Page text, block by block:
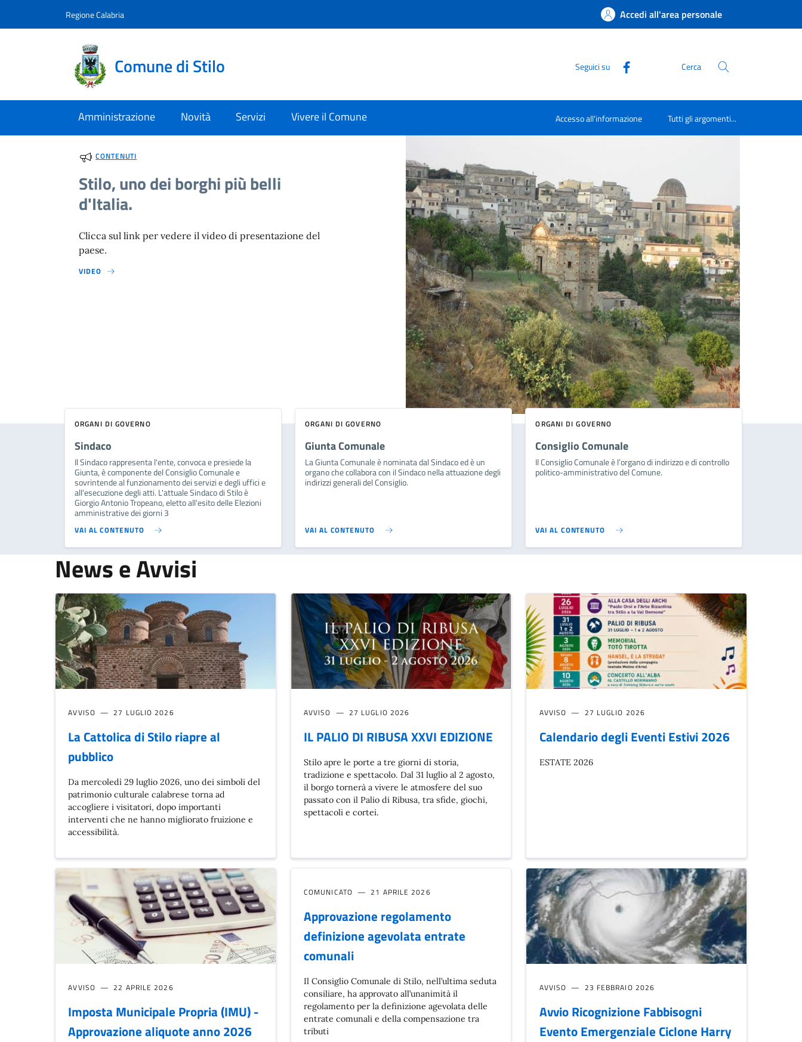
Regione Calabria Accedi all'area personale
Comune di Stilo Seguici su Cerca
Amministrazione Novità Servizi Vivere il Comune Accesso all'informazione Tutti gli argomenti...
CONTENUTI
Stilo, uno dei borghi più belli
d'Italia.
Clicca sul link per vedere il video di presentazione del
paese.
VIDEO
ORGANI DI GOVERNO
Sindaco
Il Sindaco rappresenta l'ente, convoca e presiede la
Giunta, è componente del Consiglio Comunale e
sovrintende al funzionamento dei servizi e degli uffici e
all'esecuzione degli atti. L'attuale Sindaco di Stilo è
Giorgio Antonio Tropeano, eletto all'esito delle Elezioni
amministrative dei giorni 3
VAI AL CONTENUTO
ORGANI DI GOVERNO
Giunta Comunale
La Giunta Comunale è nominata dal Sindaco ed è un
organo che collabora con il Sindaco nella attuazione degli
indirizzi generali del Consiglio.
VAI AL CONTENUTO
ORGANI DI GOVERNO
Consiglio Comunale
Il Consiglio Comunale è l’organo di indirizzo e di controllo
politico-amministrativo del Comune.
VAI AL CONTENUTO
News e Avvisi
AVVISO 27 LUGLIO 2026
La Cattolica di Stilo riapre al
pubblico
Da mercoledì 29 luglio 2026, uno dei simboli del
patrimonio culturale calabrese torna ad
accogliere i visitatori, dopo importanti
interventi che ne hanno migliorato fruizione e
accessibilità.
AVVISO 27 LUGLIO 2026
IL PALIO DI RIBUSA XXVI EDIZIONE
Stilo apre le porte a tre giorni di storia,
tradizione e spettacolo. Dal 31 luglio al 2 agosto,
il borgo tornerà a vivere le atmosfere del suo
passato con il Palio di Ribusa, tra sfide, giochi,
spettacoli e cortei.
AVVISO 27 LUGLIO 2026
Calendario degli Eventi Estivi 2026
ESTATE 2026
AVVISO 22 APRILE 2026
Imposta Municipale Propria (IMU) -
Approvazione aliquote anno 2026
COMUNICATO 21 APRILE 2026
Approvazione regolamento
definizione agevolata entrate
comunali
Il Consiglio Comunale di Stilo, nell’ultima seduta
consiliare, ha approvato all’unanimità il
regolamento per la definizione agevolata delle
entrate comunali e della compensazione tra
tributi
AVVISO 23 FEBBRAIO 2026
Avvio Ricognizione Fabbisogni
Evento Emergenziale Ciclone Harry